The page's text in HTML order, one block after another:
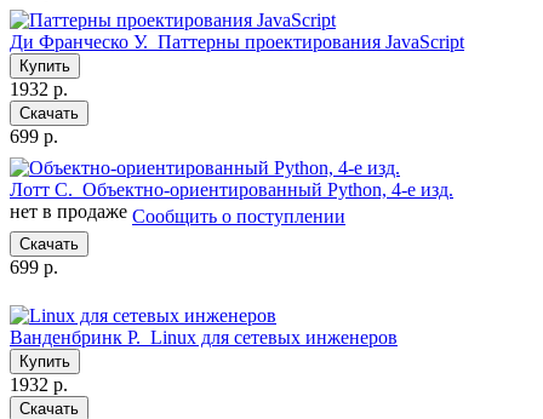
Ди Франческо У. Паттерны проектирования JavaScript
Купить
1932 р.
Скачать
699 р.
Лотт С. Объектно-ориентированный Python, 4-е изд.
нет в продаже Сообщить о поступлении
Скачать
699 р.
Ванденбринк Р. Linux для сетевых инженеров
Купить
1932 р.
Скачать